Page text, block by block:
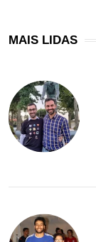
MAIS LIDAS